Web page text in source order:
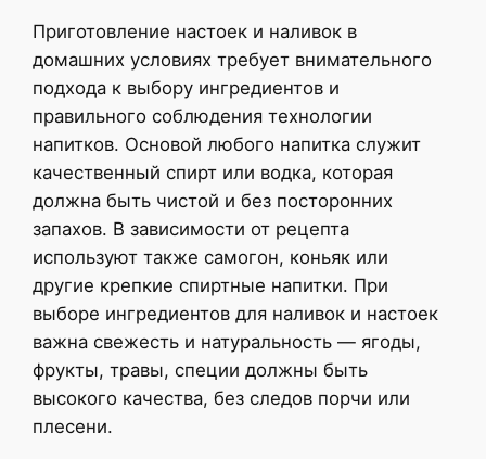
Приготовление настоек и наливок в
домашних условиях требует внимательного
подхода к выбору ингредиентов и
правильного соблюдения технологии
напитков. Основой любого напитка служит
качественный спирт или водка, которая
должна быть чистой и без посторонних
запахов. В зависимости от рецепта
используют также самогон, коньяк или
другие крепкие спиртные напитки. При
выборе ингредиентов для наливок и настоек
важна свежесть и натуральность — ягоды,
фрукты, травы, специи должны быть
высокого качества, без следов порчи или
плесени.